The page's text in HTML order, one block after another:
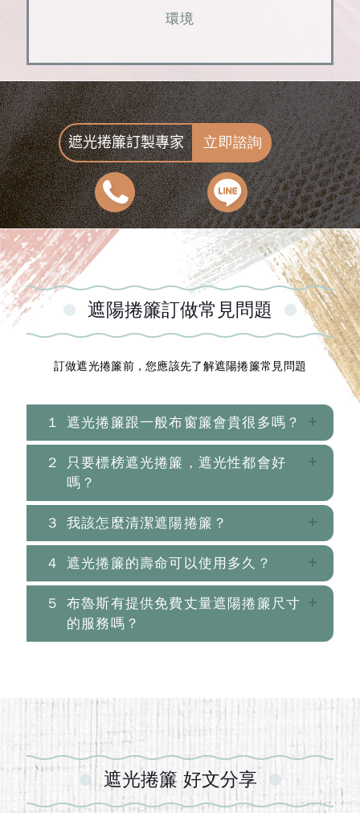
環境
遮光捲簾訂製專家 立即諮詢
遮陽捲簾訂做常見問題
訂做遮光捲簾前，您應該先了解遮陽捲簾常見問題
1 遮光捲簾跟一般布窗簾會貴很多嗎？
2
只要標榜遮光捲簾，遮光性都會好
嗎？
3 我該怎麼清潔遮陽捲簾？
4 遮光捲簾的壽命可以使用多久？
5
布魯斯有提供免費丈量遮陽捲簾尺寸
的服務嗎？
遮光捲簾 好文分享